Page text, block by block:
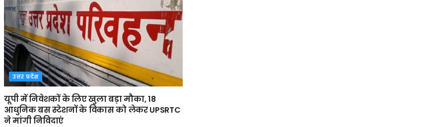
उत्तर प्रदेश
यूपी में निवेशकों के लिए खुला बड़ा मौका, 18
आधुनिक बस स्टेशनों के विकास को लेकर UPSRTC
ने मांगी निविदाएं